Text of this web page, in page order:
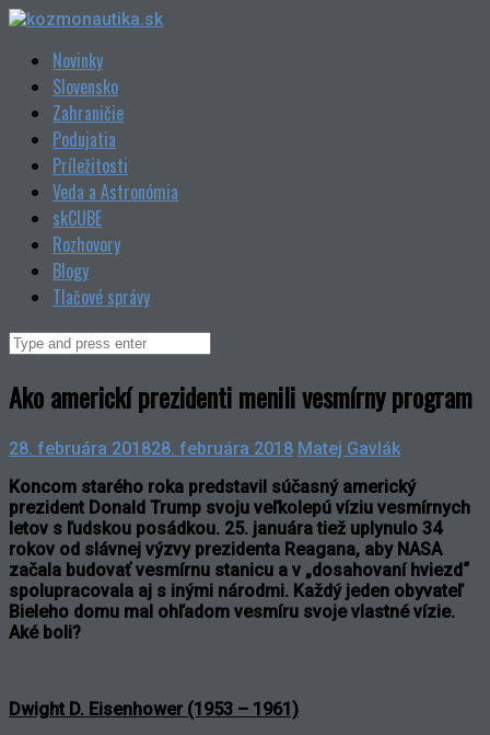
Skip
contentNovinky
Slovensko
Zahraničie
Podujatia
Príležitosti
Veda a Astronómia
skCUBE
Rozhovory
Blogy
Tlačové správy
Search
Ako americkí prezidenti menili vesmírny program
28. februára 201828. februára 2018 Matej Gavlák
Koncom starého roka predstavil súčasný americký
prezident Donald Trump svoju veľkolepú víziu vesmírnych
letov s ľudskou posádkou. 25. januára tiež uplynulo 34
rokov od slávnej výzvy prezidenta Reagana, aby NASA
začala budovať vesmírnu stanicu a v „dosahovaní hviezd“
spolupracovala aj s inými národmi. Každý jeden obyvateľ
Bieleho domu mal ohľadom vesmíru svoje vlastné vízie.
Aké boli?
Dwight D. Eisenhower (1953 – 1961)